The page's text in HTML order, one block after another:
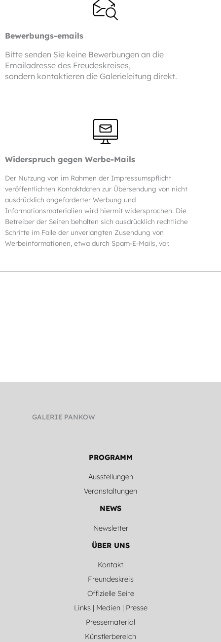
Bewerbungs-emails
Bitte senden Sie keine Bewerbungen an die
Emailadresse des Freudeskreises,
sondern kontaktieren die Galerieleitung direkt.
Widerspruch gegen Werbe-Mails
Der Nutzung von im Rahmen der Impressumspflicht
veröffentlichten Kontaktdaten zur Übersendung von nicht
ausdrücklich angeforderter Werbung und
Informationsmaterialien wird hiermit widersprochen. Die
Betreiber der Seiten behalten sich ausdrücklich rechtliche
Schritte im Falle der unverlangten Zusendung von
Werbeinformationen, etwa durch Spam-E-Mails, vor.
GALERIE PANKOW
PROGRAMM
Ausstellungen
Veranstaltungen
NEWS
Newsletter
ÜBER UNS
Kontakt
Freundeskreis
Offizielle Seite
Links | Medien | Presse
Pressematerial
Künstlerbereich